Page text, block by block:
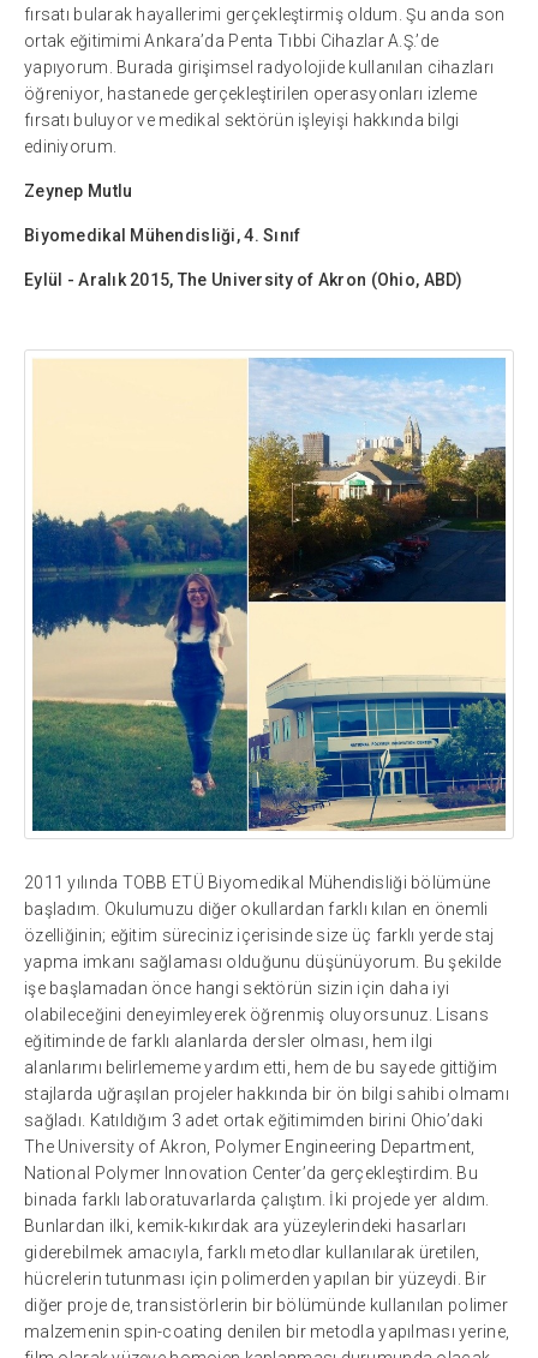
fırsatı bularak hayallerimi gerçekleştirmiş oldum. Şu anda son
ortak eğitimimi Ankara’da Penta Tıbbi Cihazlar A.Ş.’de
yapıyorum. Burada girişimsel radyolojide kullanılan cihazları
öğreniyor, hastanede gerçekleştirilen operasyonları izleme
fırsatı buluyor ve medikal sektörün işleyişi hakkında bilgi
ediniyorum.
Zeynep Mutlu
Biyomedikal Mühendisliği, 4. Sınıf
Eylül - Aralık 2015, The University of Akron (Ohio, ABD)
2011 yılında TOBB ETÜ Biyomedikal Mühendisliği bölümüne
başladım. Okulumuzu diğer okullardan farklı kılan en önemli
özelliğinin; eğitim süreciniz içerisinde size üç farklı yerde staj
yapma imkanı sağlaması olduğunu düşünüyorum. Bu şekilde
işe başlamadan önce hangi sektörün sizin için daha iyi
olabileceğini deneyimleyerek öğrenmiş oluyorsunuz. Lisans
eğitiminde de farklı alanlarda dersler olması, hem ilgi
alanlarımı belirlememe yardım etti, hem de bu sayede gittiğim
stajlarda uğraşılan projeler hakkında bir ön bilgi sahibi olmamı
sağladı. Katıldığım 3 adet ortak eğitimimden birini Ohio’daki
The University of Akron, Polymer Engineering Department,
National Polymer Innovation Center’da gerçekleştirdim. Bu
binada farklı laboratuvarlarda çalıştım. İki projede yer aldım.
Bunlardan ilki, kemik-kıkırdak ara yüzeylerindeki hasarları
giderebilmek amacıyla, farklı metodlar kullanılarak üretilen,
hücrelerin tutunması için polimerden yapılan bir yüzeydi. Bir
diğer proje de, transistörlerin bir bölümünde kullanılan polimer
malzemenin spin-coating denilen bir metodla yapılması yerine,